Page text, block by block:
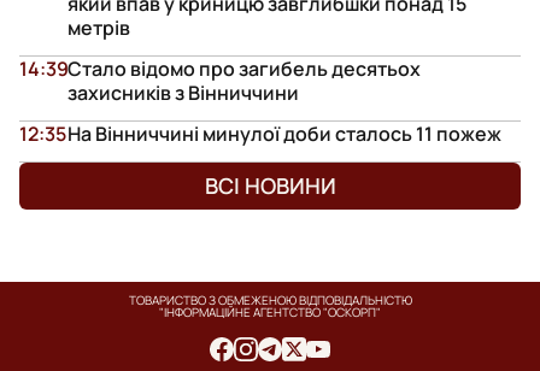
метрів
Стало відомо про загибель десятьох
захисників з Вінниччини
14:39
На Вінниччині минулої доби сталось 11 пожеж
12:35
ВСІ НОВИНИ
ТОВАРИСТВО З ОБМЕЖЕНОЮ ВІДПОВІДАЛЬНІСТЮ
"ІНФОРМАЦІЙНЕ АГЕНТСТВО "ОСКОРП"